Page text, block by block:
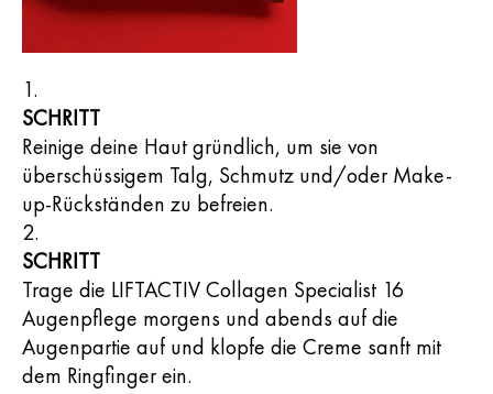
SCHRITT
Reinige deine Haut gründlich, um sie von
überschüssigem Talg, Schmutz und/oder Make-
up-Rückständen zu befreien.
SCHRITT
Trage die LIFTACTIV Collagen Specialist 16
Augenpflege morgens und abends auf die
Augenpartie auf und klopfe die Creme sanft mit
dem Ringfinger ein.